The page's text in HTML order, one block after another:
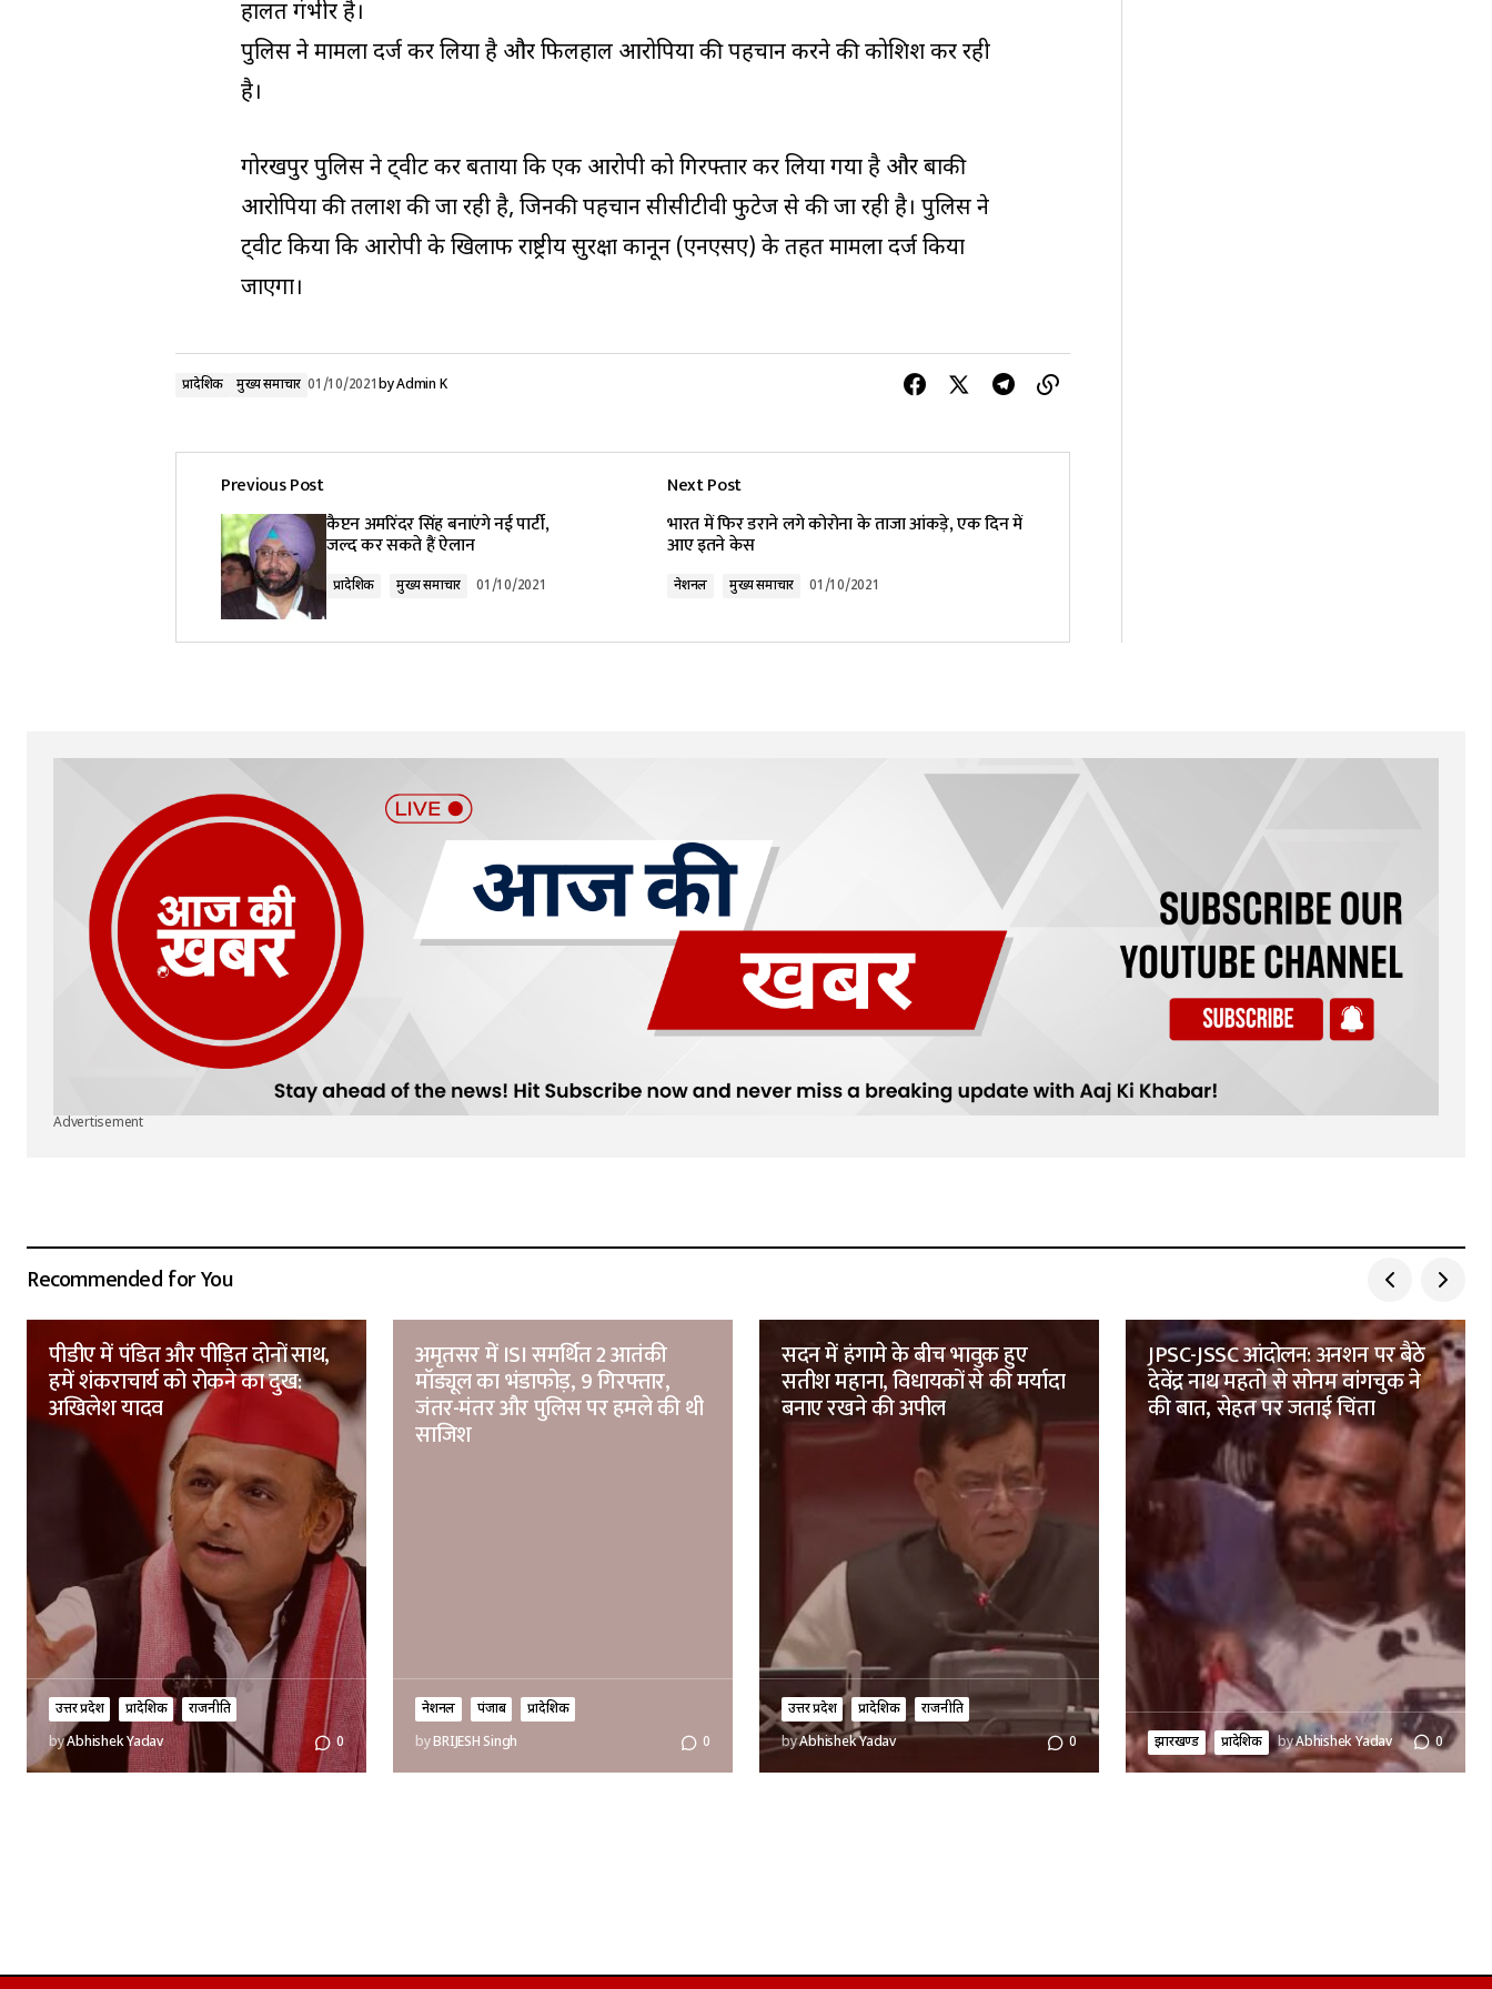
हालत गंभीर है।
पुलिस ने मामला दर्ज कर लिया है और फिलहाल आरोपियों की पहचान करने की कोशिश कर रही
है।
गोरखपुर पुलिस ने ट्वीट कर बताया कि एक आरोपी को गिरफ्तार कर लिया गया है और बाकी
आरोपियों की तलाश की जा रही है, जिनकी पहचान सीसीटीवी फुटेज से की जा रही है। पुलिस ने
ट्वीट किया कि आरोपी के खिलाफ राष्ट्रीय सुरक्षा कानून (एनएसए) के तहत मामला दर्ज किया
जाएगा।
प्रादेशिक मुख्य समाचार 01/10/2021byAdmin K
Previous Post
कैप्टन अमरिंदर सिंह बनाएंगे नई पार्टी,
जल्द कर सकते हैं ऐलान
प्रादेशिक मुख्य समाचार 01/10/2021
Next Post
भारत में फिर डराने लगे कोरोना के ताजा आंकड़े, एक दिन में
आए इतने केस
नेशनल मुख्य समाचार 01/10/2021
Advertisement
Recommended for You
पीडीए में पंडित और पीड़ित दोनों साथ,
हमें शंकराचार्य को रोकने का दुख:
अखिलेश यादव
उत्तर प्रदेश प्रादेशिक
राजनीति
byAbhishek Yadav 0
अमृतसर में ISI समर्थित 2 आतंकी
मॉड्यूल का भंडाफोड़, 9 गिरफ्तार,
जंतर-मंतर और पुलिस पर हमले की थी
साजिश
नेशनल पंजाब
प्रादेशिक
byBRIJESH Singh 0
सदन में हंगामे के बीच भावुक हुए
सतीश महाना, विधायकों से की मर्यादा
बनाए रखने की अपील
उत्तर प्रदेश प्रादेशिक
राजनीति
byAbhishek Yadav 0
JPSC-JSSC आंदोलन: अनशन पर बैठे
देवेंद्र नाथ महतो से सोनम वांगचुक ने
की बात, सेहत पर जताई चिंता
झारखण्ड प्रादेशिक byAbhishek Yadav 0